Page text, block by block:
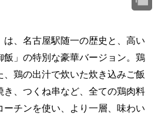
は、名古屋駅随一の歴史と、高い
飯」の特別な豪華バージョン。鶏
、鶏の出汁で炊いた炊き込みご飯
き、つくね串など、全ての鶏肉料
チンを使い、より一層、味わい